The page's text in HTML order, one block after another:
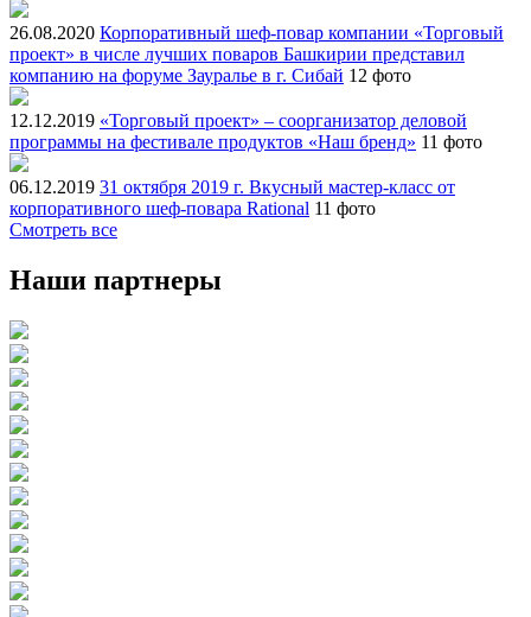
26.08.2020 Корпоративный шеф-повар компании «Торговый
проект» в числе лучших поваров Башкирии представил
компанию на форуме Зауралье в г. Сибай 12 фото
12.12.2019 «Торговый проект» – соорганизатор деловой
программы на фестивале продуктов «Наш бренд» 11 фото
06.12.2019 31 октября 2019 г. Вкусный мастер-класс от
корпоративного шеф-повара Rational 11 фото
Смотреть все
Наши партнеры